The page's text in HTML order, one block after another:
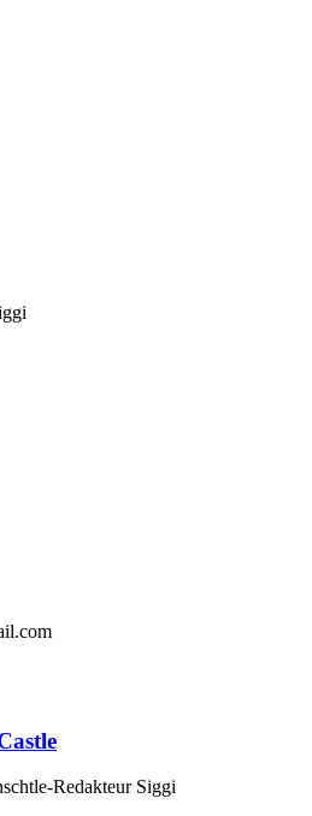
Redakteur Siggi